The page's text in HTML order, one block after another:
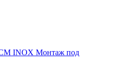
INOX Монтаж под